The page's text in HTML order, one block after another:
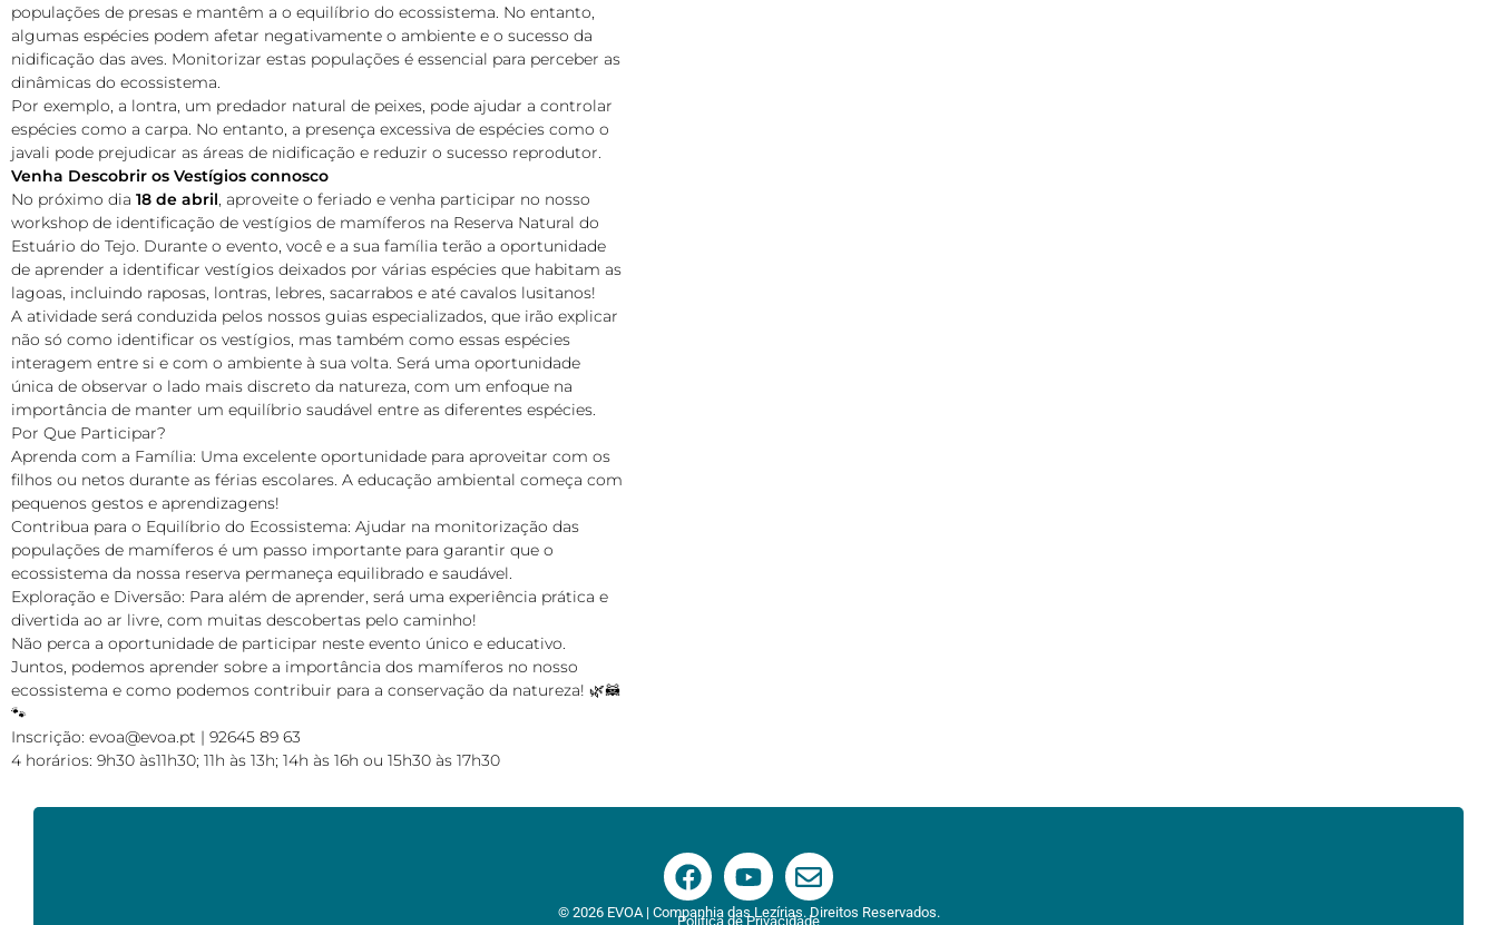
populações de presas e mantêm a o equilíbrio do ecossistema. No entanto,
algumas espécies podem afetar negativamente o ambiente e o sucesso da
nidificação das aves. Monitorizar estas populações é essencial para perceber as
dinâmicas do ecossistema.
Por exemplo, a lontra, um predador natural de peixes, pode ajudar a controlar
espécies como a carpa. No entanto, a presença excessiva de espécies como o
javali pode prejudicar as áreas de nidificação e reduzir o sucesso reprodutor.
Venha Descobrir os Vestígios connosco
No próximo dia 18 de abril, aproveite o feriado e venha participar no nosso
workshop de identificação de vestígios de mamíferos na Reserva Natural do
Estuário do Tejo. Durante o evento, você e a sua família terão a oportunidade
de aprender a identificar vestígios deixados por várias espécies que habitam as
lagoas, incluindo raposas, lontras, lebres, sacarrabos e até cavalos lusitanos!
A atividade será conduzida pelos nossos guias especializados, que irão explicar
não só como identificar os vestígios, mas também como essas espécies
interagem entre si e com o ambiente à sua volta. Será uma oportunidade
única de observar o lado mais discreto da natureza, com um enfoque na
importância de manter um equilíbrio saudável entre as diferentes espécies.
Por Que Participar?
Aprenda com a Família: Uma excelente oportunidade para aproveitar com os
filhos ou netos durante as férias escolares. A educação ambiental começa com
pequenos gestos e aprendizagens!
Contribua para o Equilíbrio do Ecossistema: Ajudar na monitorização das
populações de mamíferos é um passo importante para garantir que o
ecossistema da nossa reserva permaneça equilibrado e saudável.
Exploração e Diversão: Para além de aprender, será uma experiência prática e
divertida ao ar livre, com muitas descobertas pelo caminho!
Não perca a oportunidade de participar neste evento único e educativo.
Juntos, podemos aprender sobre a importância dos mamíferos no nosso
ecossistema e como podemos contribuir para a conservação da natureza! 🌿🦝
🐾
Inscrição: evoa@evoa.pt | 92645 89 63
4 horários: 9h30 às11h30; 11h às 13h; 14h às 16h ou 15h30 às 17h30
© 2026 EVOA | Companhia das Lezírias. Direitos Reservados.
Política de Privacidade